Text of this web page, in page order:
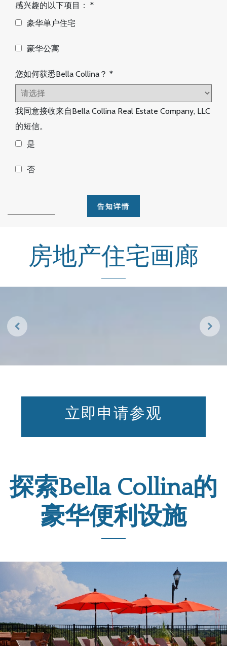
感兴趣的以下项目： *
豪华单户住宅
豪华公寓
您如何获悉Bella Collina？ *
我同意接收来自Bella Collina Real Estate Company, LLC
的短信。
是
否
房地产住宅画廊
Previous Next
立即申请参观
探索Bella Collina的
豪华便利设施